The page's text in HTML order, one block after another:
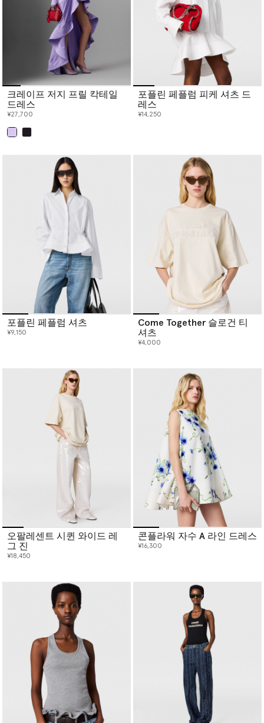
크레이프 저지 프릴 칵테일
드레스
¥27,700
포플린 페플럼 피케 셔츠 드
레스
¥14,250
포플린 페플럼 셔츠
¥9,150
Come Together 슬로건 티
셔츠
¥4,000
오팔레센트 시퀸 와이드 레
그 진
¥18,450
콘플라워 자수 A 라인 드레스
¥16,300